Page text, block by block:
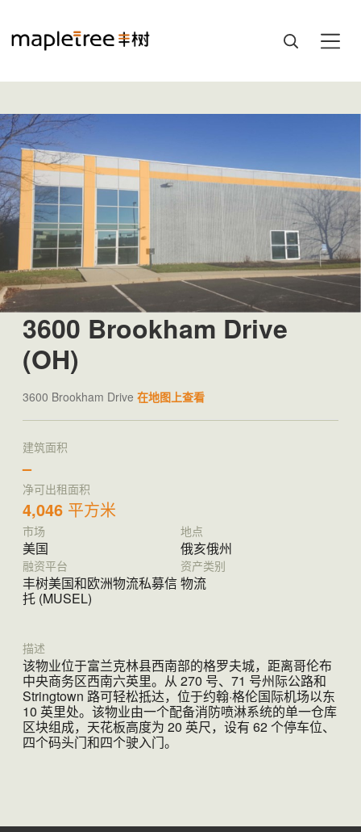
3600 Brookham Drive
(OH)
3600 Brookham Drive 在地图上查看
建筑面积
–
净可出租面积
4,046 平方米
市场
美国
地点
俄亥俄州
融资平台
丰树美国和欧洲物流私募信
托 (MUSEL)
资产类别
物流
描述
该物业位于富兰克林县西南部的格罗夫城，距离哥伦布
中央商务区西南六英里。从 270 号、71 号州际公路和
Stringtown 路可轻松抵达，位于约翰·格伦国际机场以东
10 英里处。该物业由一个配备消防喷淋系统的单一仓库
区块组成，天花板高度为 20 英尺，设有 62 个停车位、
四个码头门和四个驶入门。